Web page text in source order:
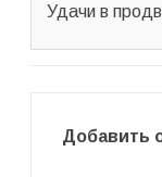
Удачи в
Добавить